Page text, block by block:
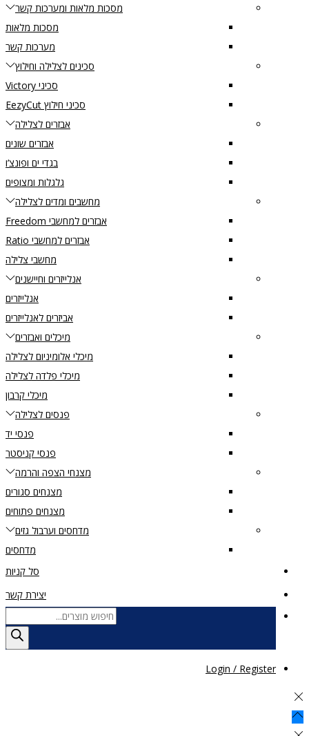
מסכות מלאות ומערכות קשר
מסכות מלאות
מערכות קשר
סכינים לצלילה וחילוץ
סכיני Victory
סכיני חילוץ EezyCut
אבזרים לצלילה
אבזרים שונים
בגדי ים ופונצ’ו
גלגלות ומצופים
מחשבים ומדים לצלילה
אבזרים למחשבי Freedom
אבזרים למחשבי Ratio
מחשבי צלילה
אנלייזרים וחיישנים
אנלייזרים
אביזרים לאנלייזרים
מיכלים ואבזרים
מיכלי אלומיניום לצלילה
מיכלי פלדה לצלילה
מיכלי קרבון
פנסים לצלילה
פנסי יד
פנסי קניסטר
מצנחי הצפה והרמה
מצנחים סגורים
מצנחים פתוחים
מדחסים וערבול גזים
מדחסים
סל קניות
יצירת קשר
Products
Login / Register